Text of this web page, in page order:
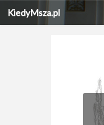
KiedyMsza.pl